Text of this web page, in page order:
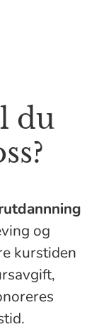
du
og
kurstiden